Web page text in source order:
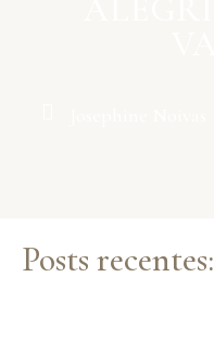
Posts recentes: